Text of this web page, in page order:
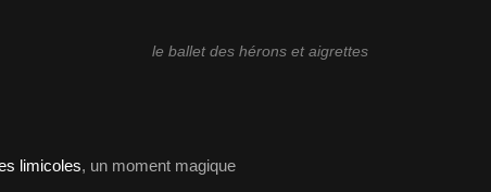
le ballet des hérons et aigrettes
limicoles, un moment magique